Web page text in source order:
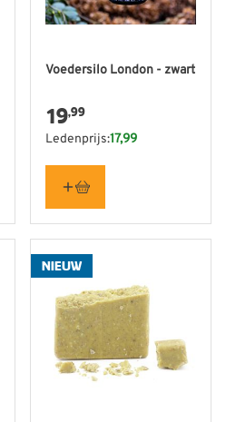
Voedersilo London - zwart
19,99
Ledenprijs:17,99
NIEUW